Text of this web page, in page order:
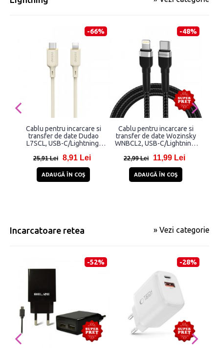
-66%
Cablu pentru incarcare si
transfer de date Dudao
L7SCL, USB-C/Lightning,
25,91 Lei 8,91 Lei
ADAUGĂ ÎN COŞ
-48%
Cablu pentru incarcare si
transfer de date Wozinsky
WNBCL2, USB-C/Lightning,
22,99 Lei 11,99 Lei
ADAUGĂ ÎN COŞ
Incarcatoare retea » Vezi categorie
-52% -28%